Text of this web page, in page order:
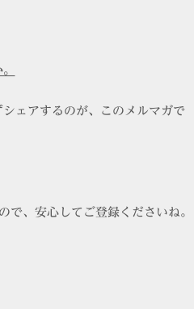
ェアするのが、このメルマガで
で、安心してご登録くださいね。